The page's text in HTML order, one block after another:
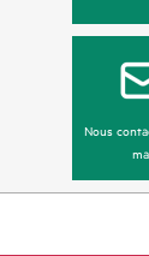
Nous